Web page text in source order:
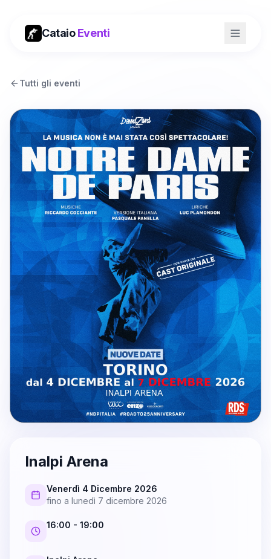
CataioEventi
Tutti gli eventi
Inalpi Arena
Venerdì 4 Dicembre 2026
fino a lunedì 7 dicembre 2026
16:00 - 19:00